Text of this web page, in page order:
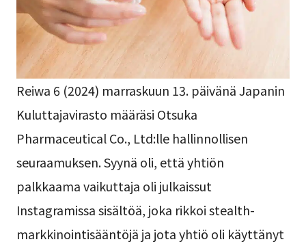
Reiwa 6 (2024) marraskuun 13. päivänä Japanin
Kuluttajavirasto määräsi Otsuka
Pharmaceutical Co., Ltd:lle hallinnollisen
seuraamuksen. Syynä oli, että yhtiön
palkkaama vaikuttaja oli julkaissut
Instagramissa sisältöä, joka rikkoi stealth-
markkinointisääntöjä ja jota yhtiö oli käyttänyt